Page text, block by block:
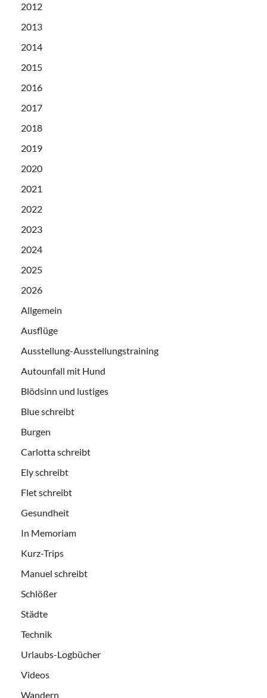
2012
2013
2014
2015
2016
2017
2018
2019
2020
2021
2022
2023
2024
2025
2026
Allgemein
Ausflüge
Ausstellung-Ausstellungstraining
Autounfall mit Hund
Blödsinn und lustiges
Blue schreibt
Burgen
Carlotta schreibt
Ely schreibt
Flet schreibt
Gesundheit
In Memoriam
Kurz-Trips
Manuel schreibt
Schlößer
Städte
Technik
Urlaubs-Logbücher
Videos
Wandern